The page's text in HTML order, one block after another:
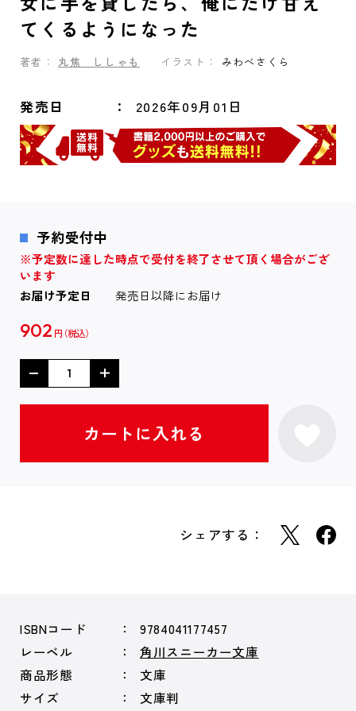
てくるようになった
著者： 丸焦 ししゃも イラスト： みわべさくら
発売日 2026年09月01日
予約受付中
※予定数に達した時点で受付を終了させて頂く場合がござ
います
お届け予定日
発売日以降にお届け
902 円
シェアする：
ISBNコード
9784041177457
レーベル
角川スニーカー文庫
商品形態
文庫
サイズ
文庫判